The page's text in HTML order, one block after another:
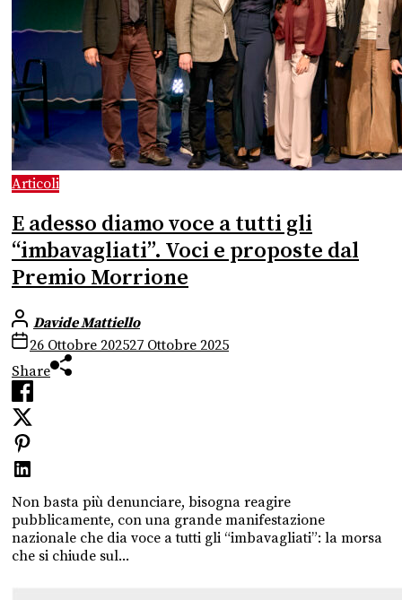
Articoli
E adesso diamo voce a tutti gli
“imbavagliati”. Voci e proposte dal
Premio Morrione
Davide Mattiello
26 Ottobre 202527 Ottobre 2025
Share
Non basta più denunciare, bisogna reagire
pubblicamente, con una grande manifestazione
nazionale che dia voce a tutti gli “imbavagliati”: la morsa
che si chiude sul...